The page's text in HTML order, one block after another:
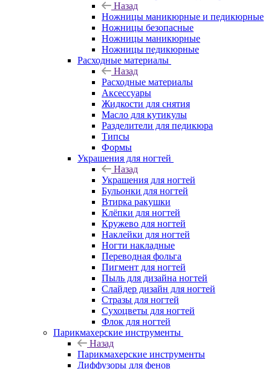
Назад
Ножницы маникюрные и педикюрные
Ножницы безопасные
Ножницы маникюрные
Ножницы педикюрные
Расходные материалы
Назад
Расходные материалы
Аксессуары
Жидкости для снятия
Масло для кутикулы
Разделители для педикюра
Типсы
Формы
Украшения для ногтей
Назад
Украшения для ногтей
Бульонки для ногтей
Втирка ракушки
Клёпки для ногтей
Кружево для ногтей
Наклейки для ногтей
Ногти накладные
Переводная фольга
Пигмент для ногтей
Пыль для дизайна ногтей
Слайдер дизайн для ногтей
Стразы для ногтей
Сухоцветы для ногтей
Флок для ногтей
Парикмахерские инструменты
Назад
Парикмахерские инструменты
Диффузоры для фенов